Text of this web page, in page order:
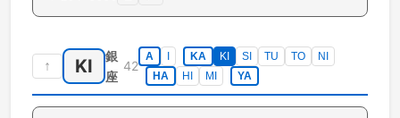
↑ KI
銀
座
42
A KA KI SI TU TO
NI
HA
HI MI YA